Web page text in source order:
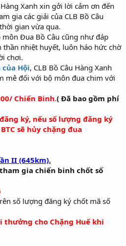
Xanh xin gởi lời cảm ơn đến
gia các giải của CLB Bồ Câu
gian vừa qua.
Đua Bồ Câu cũng như đáp
nhiệt huyết, luôn háo hức chờ
chơi.
Hội, CLB Bồ Câu Hàng Xanh
mê đối với bộ môn đua chim với
Chiến Binh.( Đã bao gồm phí
ký, nếu số lượng đăng ký
sẽ hủy chặng đua
II (645km).
gia chiến binh chốt số
số lượng đăng ký chốt mã số
thưởng cho Chặng Huế khi